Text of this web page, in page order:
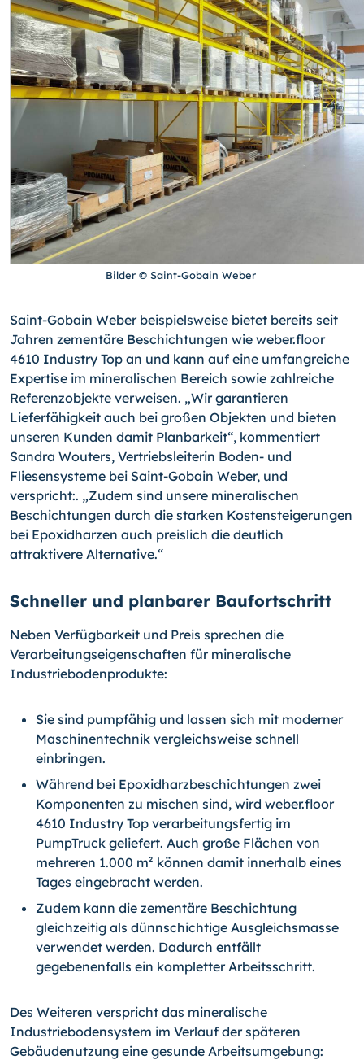
Bilder © Saint-Gobain Weber
Saint-Gobain Weber beispielsweise bietet bereits seit
Jahren zementäre Beschichtungen wie weber.floor
4610 Industry Top an und kann auf eine umfangreiche
Expertise im mineralischen Bereich sowie zahlreiche
Referenzobjekte verweisen. „Wir garantieren
Lieferfähigkeit auch bei großen Objekten und bieten
unseren Kunden damit Planbarkeit“, kommentiert
Sandra Wouters, Vertriebsleiterin Boden- und
Fliesensysteme bei Saint-Gobain Weber, und
verspricht:. „Zudem sind unsere mineralischen
Beschichtungen durch die starken Kostensteigerungen
bei Epoxidharzen auch preislich die deutlich
attraktivere Alternative.“
Schneller und planbarer Baufortschritt
Neben Verfügbarkeit und Preis sprechen die
Verarbeitungseigenschaften für mineralische
Industriebodenprodukte:
Sie sind pumpfähig und lassen sich mit moderner
Maschinentechnik vergleichsweise schnell
einbringen.
Während bei Epoxidharzbeschichtungen zwei
Komponenten zu mischen sind, wird weber.floor
4610 Industry Top verarbeitungsfertig im
PumpTruck geliefert. Auch große Flächen von
mehreren 1.000 m² können damit innerhalb eines
Tages eingebracht werden.
Zudem kann die zementäre Beschichtung
gleichzeitig als dünnschichtige Ausgleichsmasse
verwendet werden. Dadurch entfällt
gegebenenfalls ein kompletter Arbeitsschritt.
Des Weiteren verspricht das mineralische
Industriebodensystem im Verlauf der späteren
Gebäudenutzung eine gesunde Arbeitsumgebung: